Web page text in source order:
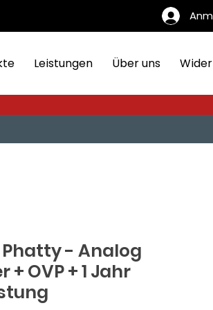
Leistungen Über uns
Phatty - Analog
+ OVP + 1 Jahr